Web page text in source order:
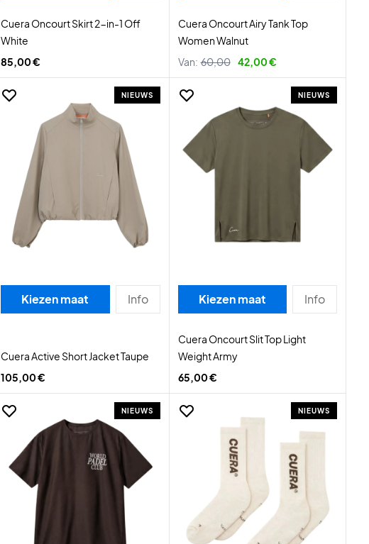
Cuera Oncourt Skirt 2-in-1 Off
White
85,00 €
Cuera Oncourt Airy Tank Top
Women Walnut
Van: 60,00 42,00 €
NIEUWS
Kiezen maat Info
Cuera Active Short Jacket Taupe
105,00 €
NIEUWS
Kiezen maat Info
Cuera Oncourt Slit Top Light
Weight Army
65,00 €
NIEUWS NIEUWS